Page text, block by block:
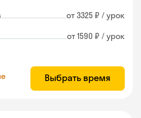
от 3325 ₽ / урок
от 1590 ₽ / урок
Выбрать время